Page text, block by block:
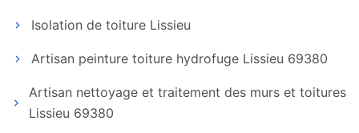
Isolation de toiture Lissieu
Artisan peinture toiture hydrofuge Lissieu 69380
Artisan nettoyage et traitement des murs et toitures
Lissieu 69380